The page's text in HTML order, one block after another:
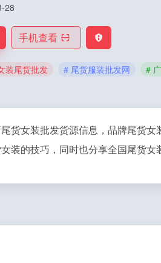
28
手机查看
装尾货批发 # 尾货服装批发网 #
货女装批发货源信息，品牌尾货
装的技巧，同时也分享全国尾货